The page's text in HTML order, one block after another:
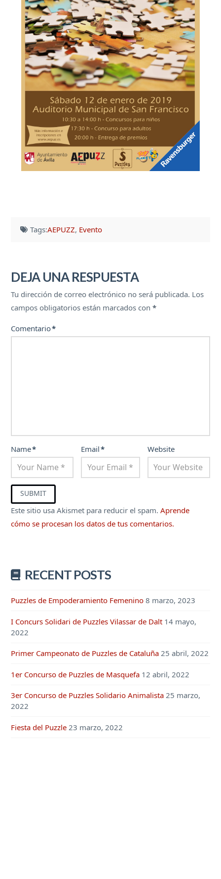
Tags:AEPUZZ, Evento
DEJA UNA RESPUESTA
Tu dirección de correo electrónico no será publicada. Los
campos obligatorios están marcados con*
Comentario*
Name* Email* Website
Este sitio usa Akismet para reducir el spam.Aprende
cómo se procesan los datos de tus comentarios.
RECENT POSTS
Puzzles de Empoderamiento Femenino 8 marzo, 2023
I Concurs Solidari de Puzzles Vilassar de Dalt 14 mayo,
2022
Primer Campeonato de Puzzles de Cataluña 25 abril, 2022
1er Concurso de Puzzles de Masquefa 12 abril, 2022
3er Concurso de Puzzles Solidario Animalista 25 marzo,
2022
Fiesta del Puzzle 23 marzo, 2022